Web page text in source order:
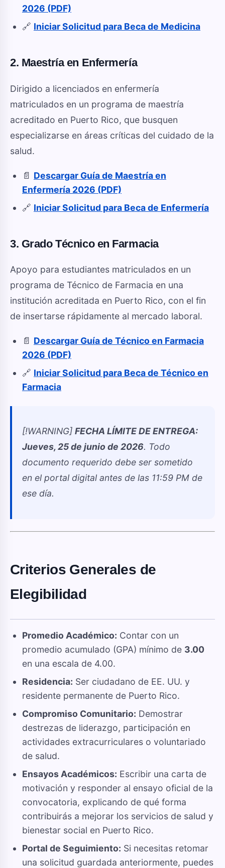
2026 (PDF)
🔗 Iniciar Solicitud para Beca de Medicina
2. Maestría en Enfermería
Dirigido a licenciados en enfermería
matriculados en un programa de maestría
acreditado en Puerto Rico, que busquen
especializarse en áreas críticas del cuidado de la
salud.
📄 Descargar Guía de Maestría en
Enfermería 2026 (PDF)
🔗 Iniciar Solicitud para Beca de Enfermería
3. Grado Técnico en Farmacia
Apoyo para estudiantes matriculados en un
programa de Técnico de Farmacia en una
institución acreditada en Puerto Rico, con el fin
de insertarse rápidamente al mercado laboral.
📄 Descargar Guía de Técnico en Farmacia
2026 (PDF)
🔗 Iniciar Solicitud para Beca de Técnico en
Farmacia
[!WARNING] FECHA LÍMITE DE ENTREGA:
Jueves, 25 de junio de 2026. Todo
documento requerido debe ser sometido
en el portal digital antes de las 11:59 PM de
ese día.
Criterios Generales de
Elegibilidad
Promedio Académico: Contar con un
promedio acumulado (GPA) mínimo de 3.00
en una escala de 4.00.
Residencia: Ser ciudadano de EE. UU. y
residente permanente de Puerto Rico.
Compromiso Comunitario: Demostrar
destrezas de liderazgo, participación en
actividades extracurriculares o voluntariado
de salud.
Ensayos Académicos: Escribir una carta de
motivación y responder al ensayo oficial de la
convocatoria, explicando de qué forma
contribuirás a mejorar los servicios de salud y
bienestar social en Puerto Rico.
Portal de Seguimiento: Si necesitas retomar
una solicitud guardada anteriormente, puedes